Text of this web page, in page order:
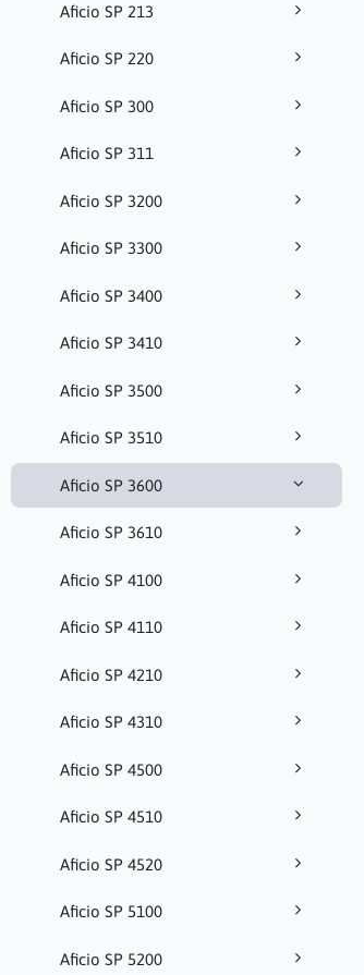
Aficio SP 213
Aficio SP 220
Aficio SP 300
Aficio SP 311
Aficio SP 3200
Aficio SP 3300
Aficio SP 3400
Aficio SP 3410
Aficio SP 3500
Aficio SP 3510
Aficio SP 3600
Aficio SP 3610
Aficio SP 4100
Aficio SP 4110
Aficio SP 4210
Aficio SP 4310
Aficio SP 4500
Aficio SP 4510
Aficio SP 4520
Aficio SP 5100
Aficio SP 5200